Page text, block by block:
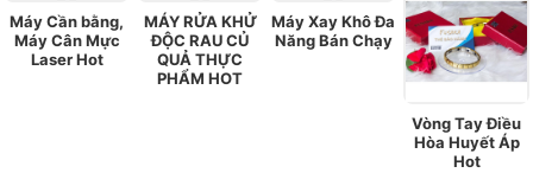
Máy Cần bằng,
Máy Cân Mực
Laser Hot
MÁY RỬA KHỬ
ĐỘC RAU CỦ
QUẢ THỰC
PHẨM HOT
Máy Xay Khô Đa
Năng Bán Chạy
Vòng Tay Điều
Hòa Huyết Áp
Hot